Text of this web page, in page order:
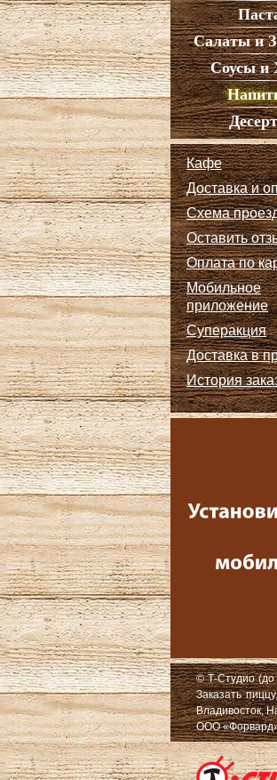
Салаты и
Соусы и
Кафе
Доставка и
Схема
Оставить
Оплата по
Мобильное
приложение
Суперакция
Доставка в
История
© Т-Студио (до
Заказать
Владивосток,
ООО